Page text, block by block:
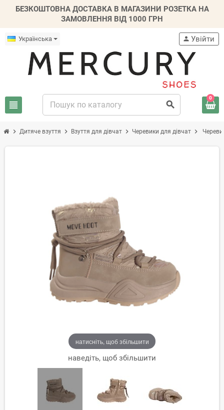
БЕЗКОШТОВНА ДОСТАВКА В МАГАЗИНИ РОЗЕТКА НА
ЗАМОВЛЕННЯ ВІД 1000 ГРН
Українська
view_headline search
person Увійти
0
chevron_right Дитяче взуття chevron_right Взуття для дівчат chevron_right Черевики для дівчат chevron_right
натисніть, щоб збільшити
наведіть, щоб збільшити